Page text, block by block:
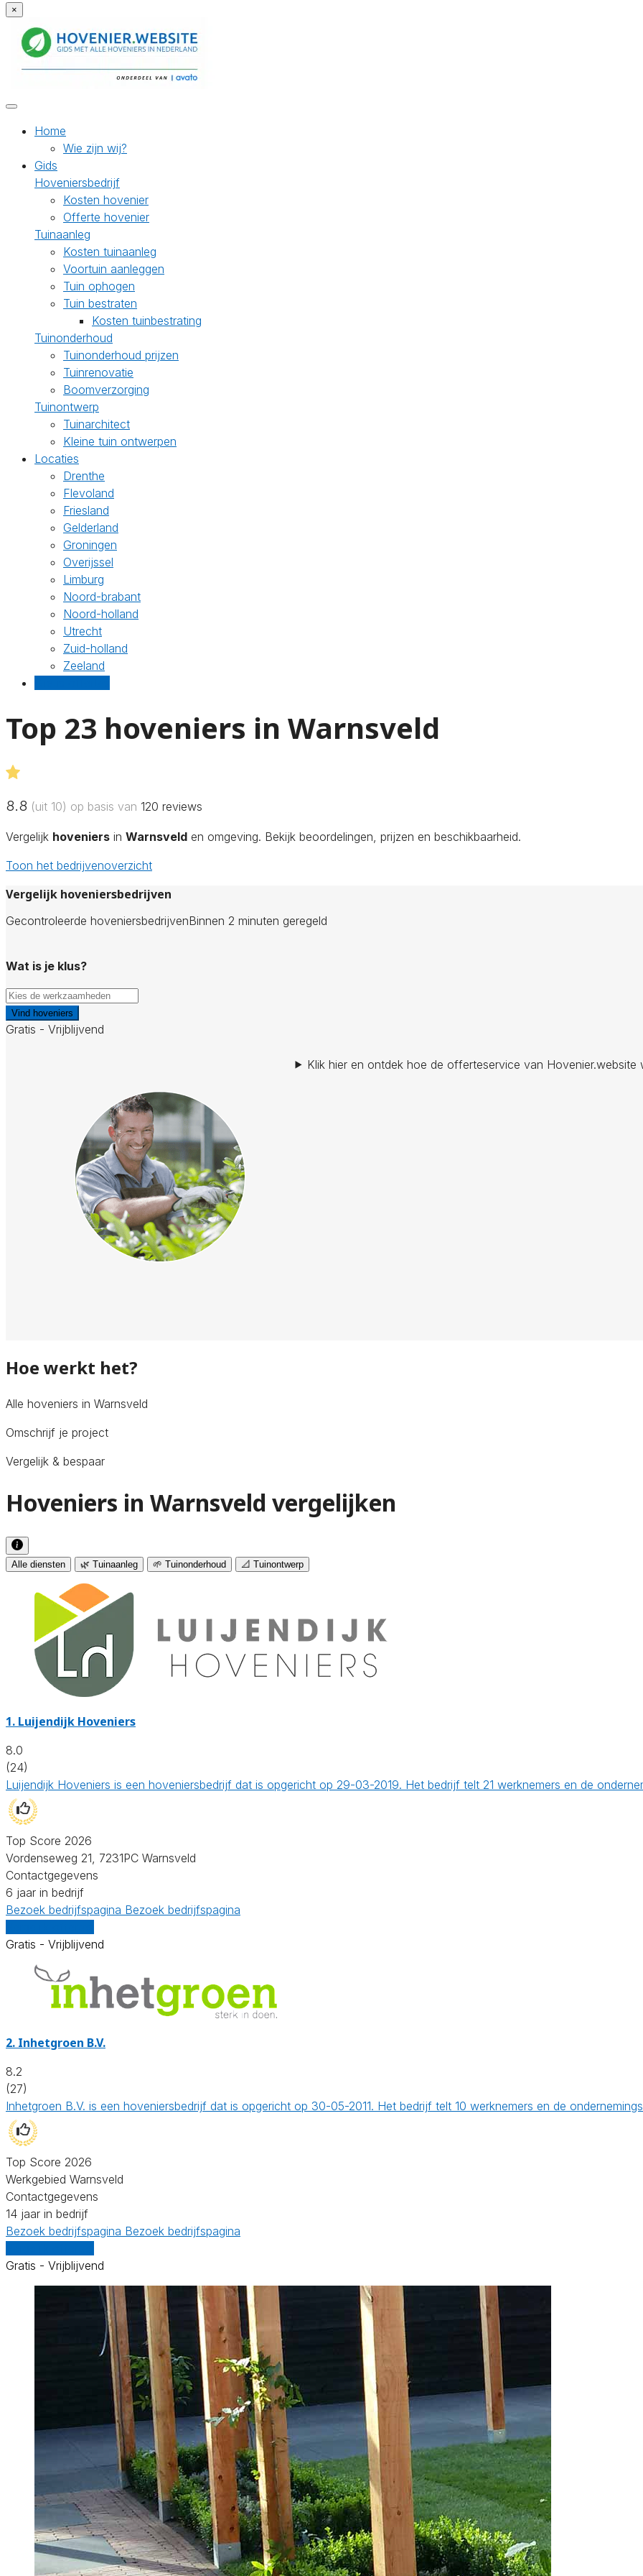
×
Home
Wie zijn wij?
Gids
Hoveniersbedrijf
Kosten hovenier
Offerte hovenier
Tuinaanleg
Kosten tuinaanleg
Voortuin aanleggen
Tuin ophogen
Tuin bestraten
Kosten tuinbestrating
Tuinonderhoud
Tuinonderhoud prijzen
Tuinrenovatie
Boomverzorging
Tuinontwerp
Tuinarchitect
Kleine tuin ontwerpen
Locaties
Drenthe
Flevoland
Friesland
Gelderland
Groningen
Overijssel
Limburg
Noord-brabant
Noord-holland
Utrecht
Zuid-holland
Zeeland
Top 23 hoveniers in Warnsveld
8.8 (uit 10) op basis van 120 reviews
Vergelijk hoveniers in Warnsveld en omgeving. Bekijk beoordelingen, prijzen en beschikbaarheid.
Toon het bedrijvenoverzicht
Vergelijk hoveniersbedrijven
Gecontroleerde hoveniersbedrijvenBinnen 2 minuten geregeld
Wat is je klus?
Vind hoveniers
Gratis - Vrijblijvend
Klik hier en ontdek hoe de offerteservice van Hovenier.website
Hoe werkt het?
Alle hoveniers in Warnsveld
Omschrijf je project
Vergelijk & bespaar
Hoveniers in Warnsveld vergelijken
Alle diensten 🌿 Tuinaanleg 🌱 Tuinonderhoud 📐 Tuinontwerp
1. Luijendijk Hoveniers
8.0
(24)
Luijendijk Hoveniers is een hoveniersbedrijf dat is opgericht op 29-03-2019. Het bedrijf telt 21 werknemers en de
Top Score 2026
Vordenseweg 21, 7231PC Warnsveld
Contactgegevens
6 jaar in bedrijf
Bezoek bedrijfspagina Bezoek bedrijfspagina
Gratis - Vrijblijvend
2. Inhetgroen B.V.
8.2
(27)
Inhetgroen B.V. is een hoveniersbedrijf dat is opgericht op 30-05-2011. Het bedrijf telt 10 werknemers en de
Top Score 2026
Werkgebied Warnsveld
Contactgegevens
14 jaar in bedrijf
Bezoek bedrijfspagina Bezoek bedrijfspagina
Gratis - Vrijblijvend